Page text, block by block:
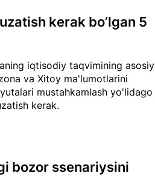
iqtisodiy taqvimining asosiy
va Xitoy ma'lumotlarini
mustahkamlash yo'lidago
kerak.
kerak bo’lgan 5
bozor ssenariysini